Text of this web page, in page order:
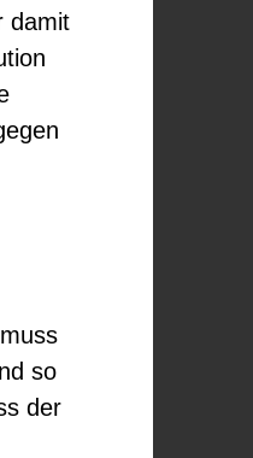
damit
so
der